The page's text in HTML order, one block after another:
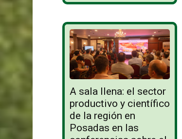
A sala llena: el sector
productivo y científico
de la región en
Posadas en las